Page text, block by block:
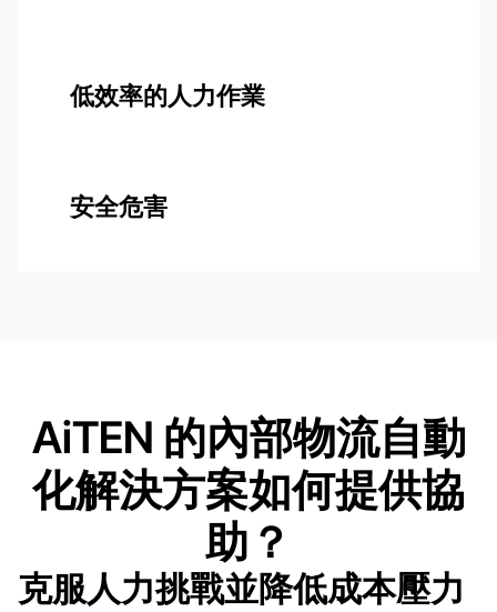
低效率的人力作業
安全危害
AiTEN 的內部物流自動
化解決方案如何提供協
助？
克服人力挑戰並降低成本壓力